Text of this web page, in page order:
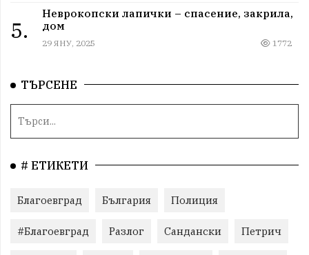
5.
Неврокопски лапички – спасение, закрила,
дом
29 ЯНУ, 2025 1772
ТЪРСЕНЕ
# ЕТИКЕТИ
Благоевград България Полиция
#Благоевград Разлог Сандански Петрич